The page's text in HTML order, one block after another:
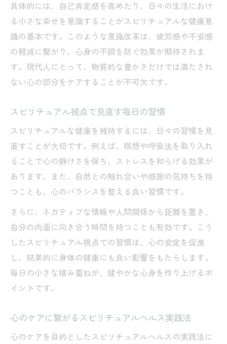
具体的には、自己肯定感を高めたり、日々の生活におけ
る小さな幸せを意識することがスピリチュアルな健康意
識の基本です。このような意識改革は、疲労感や不安感
の軽減に繋がり、心身の不調を防ぐ効果が期待されま
す。現代人にとって、物質的な豊かさだけでは満たされ
ない心の部分をケアすることが不可欠です。
スピリチュアル視点で見直す毎日の習慣
スピリチュアルな健康を維持するには、日々の習慣を見
直すことが大切です。例えば、瞑想や呼吸法を取り入れ
ることで心の静けさを保ち、ストレスを和らげる効果が
あります。また、自然との触れ合いや感謝の気持ちを持
つことも、心のバランスを整える良い習慣です。
さらに、ネガティブな情報や人間関係から距離を置き、
自分の内面に向き合う時間を持つことも有効です。こう
したスピリチュアル視点での習慣は、心の安定を促進
し、結果的に身体の健康にも良い影響をもたらします。
毎日の小さな積み重ねが、健やかな心身を作り上げるポ
イントです。
心のケアに繋がるスピリチュアルヘルス実践法
心のケアを目的としたスピリチュアルヘルスの実践法に